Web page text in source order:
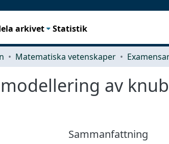
arkivet Statistik
Matematiska vetenskaper
av
Sammanfattning